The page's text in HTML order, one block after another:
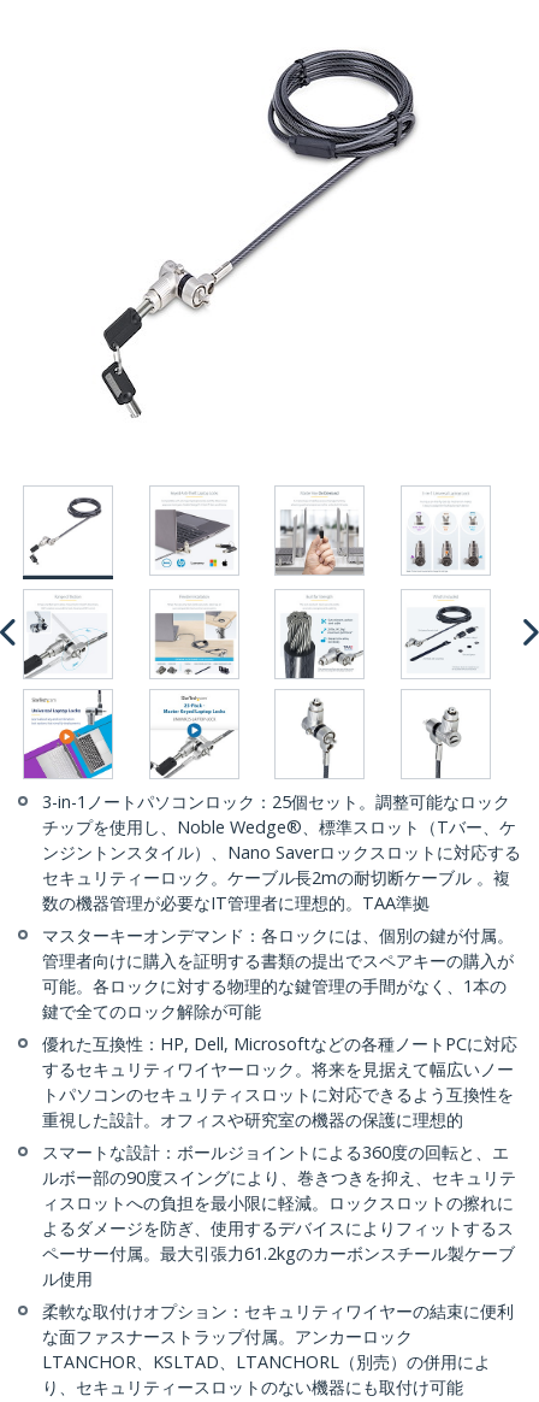
3-in-1ノートパソコンロック：25個セット。調整可能なロック
チップを使用し、Noble Wedge®、標準スロット（Tバー、ケ
ンジントンスタイル）、Nano Saverロックスロットに対応する
セキュリティーロック。ケーブル長2mの耐切断ケーブル 。複
数の機器管理が必要なIT管理者に理想的。TAA準拠
マスターキーオンデマンド：各ロックには、個別の鍵が付属。
管理者向けに購入を証明する書類の提出でスペアキーの購入が
可能。各ロックに対する物理的な鍵管理の手間がなく、1本の
鍵で全てのロック解除が可能
優れた互換性：HP, Dell, Microsoftなどの各種ノートPCに対応
するセキュリティワイヤーロック。将来を見据えて幅広いノー
トパソコンのセキュリティスロットに対応できるよう互換性を
重視した設計。オフィスや研究室の機器の保護に理想的
スマートな設計：ボールジョイントによる360度の回転と、エ
ルボー部の90度スイングにより、巻きつきを抑え、セキュリテ
ィスロットへの負担を最小限に軽減。ロックスロットの擦れに
よるダメージを防ぎ、使用するデバイスによりフィットするス
ペーサー付属。最大引張力61.2kgのカーボンスチール製ケーブ
ル使用
柔軟な取付けオプション：セキュリティワイヤーの結束に便利
な面ファスナーストラップ付属。アンカーロック
LTANCHOR、KSLTAD、LTANCHORL（別売）の併用によ
り、セキュリティースロットのない機器にも取付け可能